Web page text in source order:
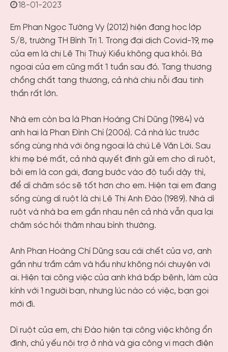
18-01-2023
Em Phan Ngọc Tường Vy (2012) hiện đang học lớp
5/8, trường TH Bình Trị 1. Trong đại dịch Covid-19, mẹ
của em là chị Lê Thị Thuý Kiều không qua khỏi. Bà
ngoại của em cũng mất 1 tuần sau đó. Tang thương
chồng chất tang thương, cả nhà chịu nỗi đau tinh
thần rất lớn.
Nhà em còn ba là Phan Hoàng Chí Dũng (1984) và
anh hai là Phan Đình Chí (2006). Cả nhà lúc trước
sống cùng nhà với ông ngoại là chú Lê Văn Lời. Sau
khi mẹ bé mất, cả nhà quyết định gửi em cho dì ruột,
bởi em là con gái, đang bước vào độ tuổi dậy thì,
để dì chăm sóc sẽ tốt hơn cho em. Hiện tại em đang
sống cùng dì ruột là chị Lê Thị Anh Đào (1989). Nhà dì
ruột và nhà ba em gần nhau nên cả nhà vẫn qua lại
chăm sóc hỏi thăm nhau bình thường.
Anh Phan Hoàng Chí Dũng sau cái chết của vợ, anh
gần như trầm cảm và hầu như không nói chuyện với
ai. Hiện tại công việc của anh khá bấp bênh, làm cửa
kính với 1 người bạn, nhưng lúc nào có việc, bạn gọi
mới đi.
Dì ruột của em, chị Đào hiện tại công việc không ổn
định, chủ yếu nội trợ ở nhà và gia công vi mạch điện